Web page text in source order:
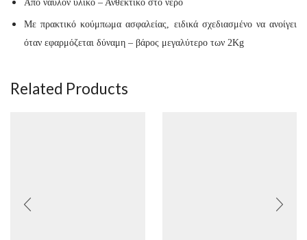
Από νάυλον υλικό – Ανθεκτικό στο νερό
Με πρακτικό κούμπωμα ασφαλείας, ειδικά σχεδιασμένο να ανοίγει
όταν εφαρμόζεται δύναμη – βάρος μεγαλύτερο των 2Kg
Related Products